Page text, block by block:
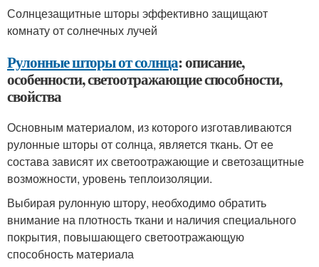
Солнцезащитные шторы эффективно защищают
комнату от солнечных лучей
Рулонные шторы от солнца: описание,
особенности, светоотражающие способности,
свойства
Основным материалом, из которого изготавливаются
рулонные шторы от солнца, является ткань. От ее
состава зависят их светоотражающие и светозащитные
возможности, уровень теплоизоляции.
Выбирая рулонную штору, необходимо обратить
внимание на плотность ткани и наличия специального
покрытия, повышающего светоотражающую
способность материала